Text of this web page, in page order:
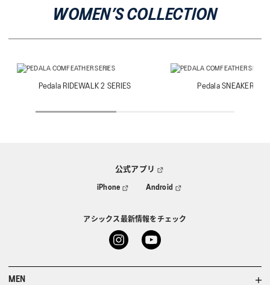
WOMEN’S COLLECTION
Pedala RIDEWALK 2 SERIES Pedala SNEAKER
公式アプリ
iPhone Android
アシックス最新情報をチェック
MEN